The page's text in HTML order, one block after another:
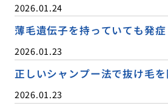
2026.01.24
薄毛遺伝子を持っていても発
2026.01.23
正しいシャンプー法で抜け毛
2026.01.23